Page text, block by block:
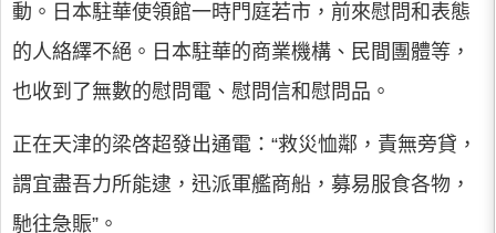
動。日本駐華使領館一時門庭若市，前來慰問和表態
的人絡繹不絕。日本駐華的商業機構、民間團體等，
也收到了無數的慰問電、慰問信和慰問品。
正在天津的梁啓超發出通電：“救災恤鄰，責無旁貸，
謂宜盡吾力所能逮，迅派軍艦商船，募易服食各物，
馳往急賑”。